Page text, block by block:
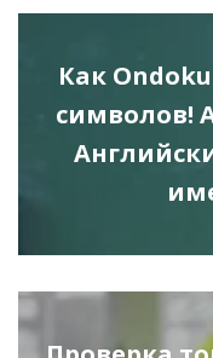
Как
символов!